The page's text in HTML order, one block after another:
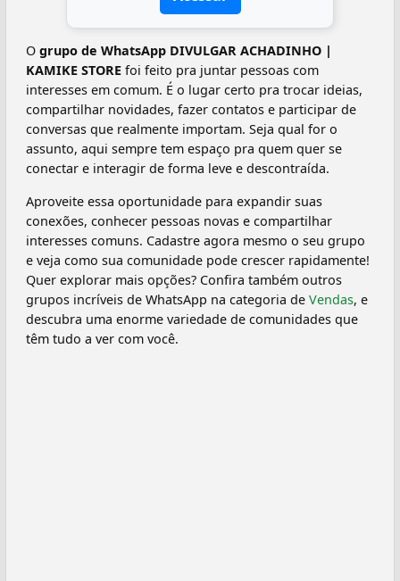
O grupo de WhatsApp DIVULGAR ACHADINHO |
KAMIKE STORE foi feito pra juntar pessoas com
interesses em comum. É o lugar certo pra trocar ideias,
compartilhar novidades, fazer contatos e participar de
conversas que realmente importam. Seja qual for o
assunto, aqui sempre tem espaço pra quem quer se
conectar e interagir de forma leve e descontraída.
Aproveite essa oportunidade para expandir suas
conexões, conhecer pessoas novas e compartilhar
interesses comuns. Cadastre agora mesmo o seu grupo
e veja como sua comunidade pode crescer rapidamente!
Quer explorar mais opções? Confira também outros
grupos incríveis de WhatsApp na categoria de Vendas, e
descubra uma enorme variedade de comunidades que
têm tudo a ver com você.